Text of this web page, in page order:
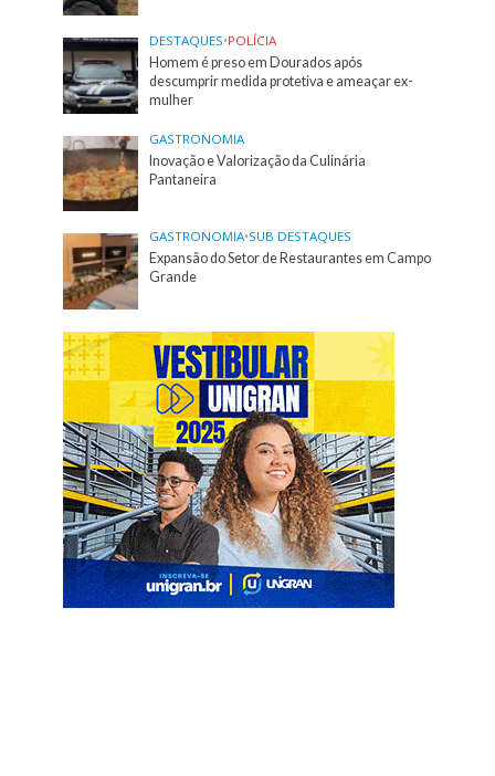
DESTAQUES•POLÍCIA
Homem é preso em Dourados após
descumprir medida protetiva e ameaçar ex-
mulher
GASTRONOMIA
Inovação e Valorização da Culinária
Pantaneira
GASTRONOMIA•SUB DESTAQUES
Expansão do Setor de Restaurantes em Campo
Grande